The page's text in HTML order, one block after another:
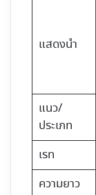
แสดงนำ
แนว/
ประเภท
เรท
ความยาว